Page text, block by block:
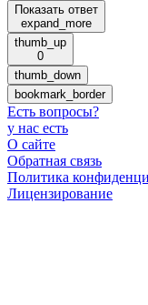
Показать ответ
expand_more
thumb_up
0
thumb_down
bookmark_border
Есть вопросы?
у нас есть
О сайте
Обратная связь
Политика
Лицензирование